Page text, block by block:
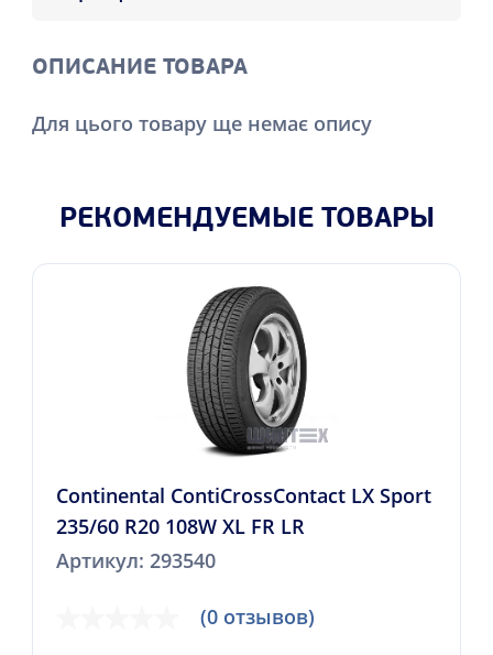
ОПИСАНИЕ ТОВАРА
Для цього товару ще немає опису
РЕКОМЕНДУЕМЫЕ ТОВАРЫ
Continental ContiCrossContact LX Sport
235/60 R20 108W XL FR LR
Артикул: 293540
(0 отзывов)